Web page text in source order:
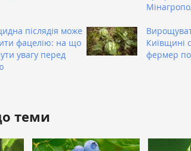
післядія може
фацелію: на що
увагу перед
Київщині
фермер
теми